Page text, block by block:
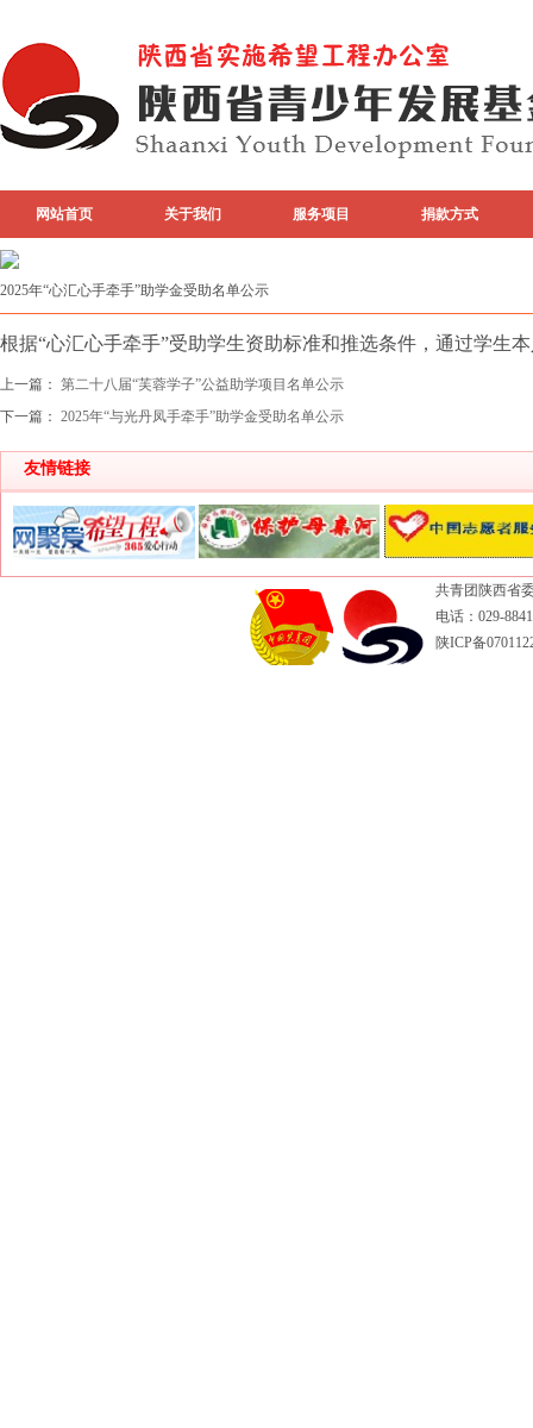
网站首页 关于我们 服务项目 捐款方式
2025年“心汇心手牵手”助学金受助名单公示
根据“心汇心手牵手”受助学生资助标准和推选条件，通过学生
上一篇： 第二十八届“芙蓉学子”公益助学项目名单公示
下一篇： 2025年“与光丹凤手牵手”助学金受助名单公示
友情链接
共青团陕西省
电话：029-
陕ICP备